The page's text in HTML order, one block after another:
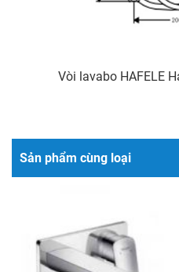
Vòi lavabo HAFELE
Sản phẩm cùng loại